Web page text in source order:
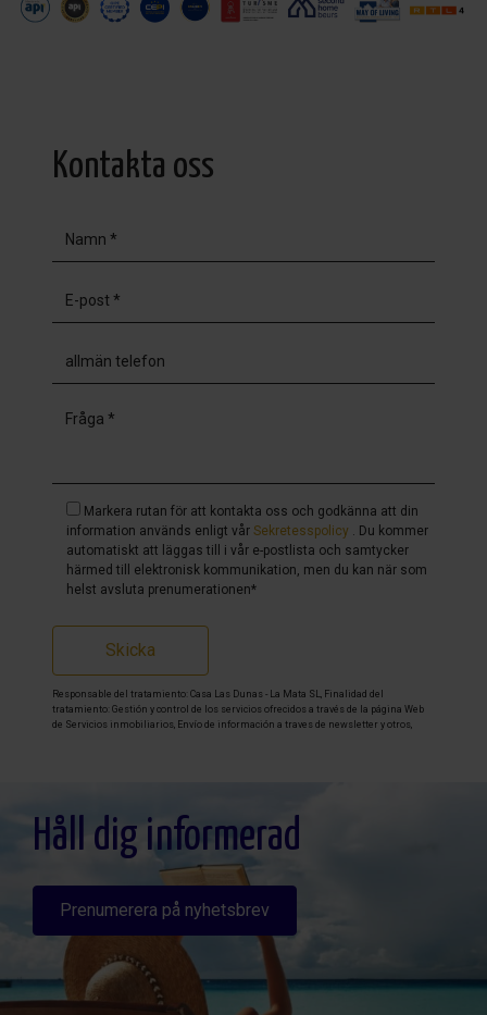
Kontakta oss
Markera rutan för att kontakta oss och godkänna att din
information används enligt vår Sekretesspolicy
. Du kommer
automatiskt att läggas till i vår e-postlista och samtycker
härmed till elektronisk kommunikation, men du kan när som
helst avsluta prenumerationen*
Skicka
Responsable del tratamiento: Casa Las Dunas - La Mata SL, Finalidad del
tratamiento: Gestión y control de los servicios ofrecidos a través de la página Web
de Servicios inmobiliarios, Envío de información a traves de newsletter y otros,
detallada sobre protección de datos
Håll dig informerad
Prenumerera på nyhetsbrev